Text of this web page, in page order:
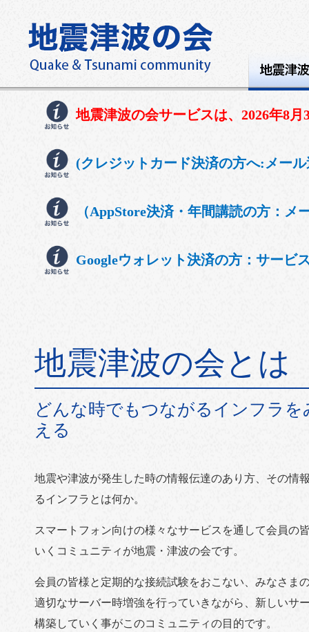
地震津波の会サービスは、2026年8
(クレジットカード決済の方へ:メー
（AppStore決済・年間講読の方：
Googleウォレット決済の方：サービ
地震津波の会とは
どんな時でもつながるインフラを
える
地震や津波が発生した時の情報伝達のあり方、その情
るインフラとは何か。
スマートフォン向けの様々なサービスを通して会員の
いくコミュニティが地震・津波の会です。
会員の皆様と定期的な接続試験をおこない、みなさま
適切なサーバー時増強を行っていきながら、新しいサ
構築していく事がこのコミュニティの目的です。